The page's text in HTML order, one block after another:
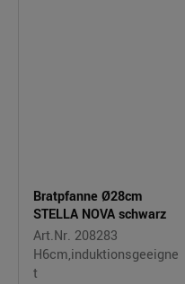
Bratpfanne Ø28cm
STELLA NOVA schwarz
Art.Nr. 208283
H6cm,induktionsgeeigne
t